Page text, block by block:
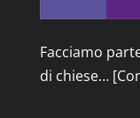
Facciamo
di chiese…